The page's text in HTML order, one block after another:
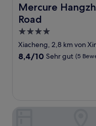
Mercure
Road
Mercure Hangzhou
4.0-
Sterne-
Unterkunft
Xiacheng, 2,8 km von
8.4
Bewertungen)
8,4/10 Sehr gut (5